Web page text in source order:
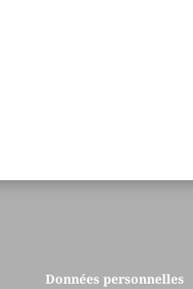
Données personnelles